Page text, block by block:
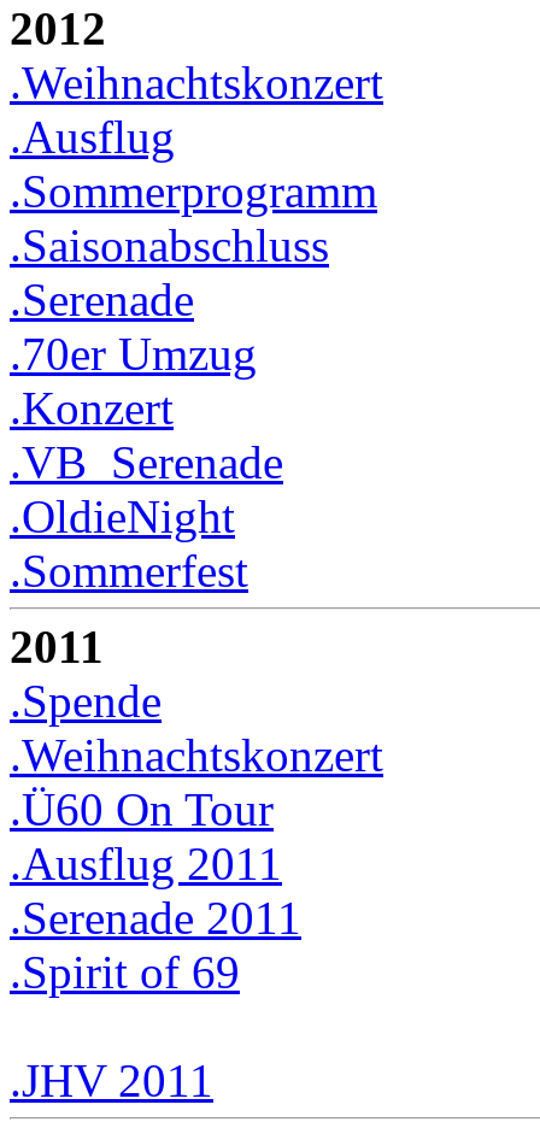
2012
.Weihnachtskonzert
.Ausflug
.Sommerprogramm
.Saisonabschluss
.Serenade
.70er Umzug
.Konzert
.VB_Serenade
.OldieNight
.Sommerfest
2011
.Spende
.Weihnachtskonzert
.Ü60 On Tour
.Ausflug 2011
.Serenade 2011
.Spirit of 69
.JHV 2011